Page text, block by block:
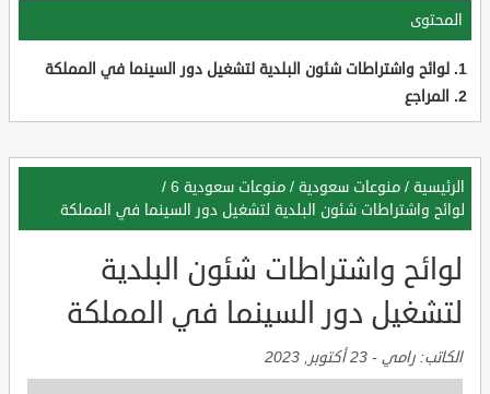
المحتوى
لوائح واشتراطات شئون البلدية لتشغيل دور السينما في المملكة
المراجع
الرئيسية / منوعات سعودية / منوعات سعودية 6
/
لوائح واشتراطات شئون البلدية لتشغيل دور السينما في المملكة
لوائح واشتراطات شئون البلدية
لتشغيل دور السينما في المملكة
الكاتب: رامي - 23 أكتوبر, 2023